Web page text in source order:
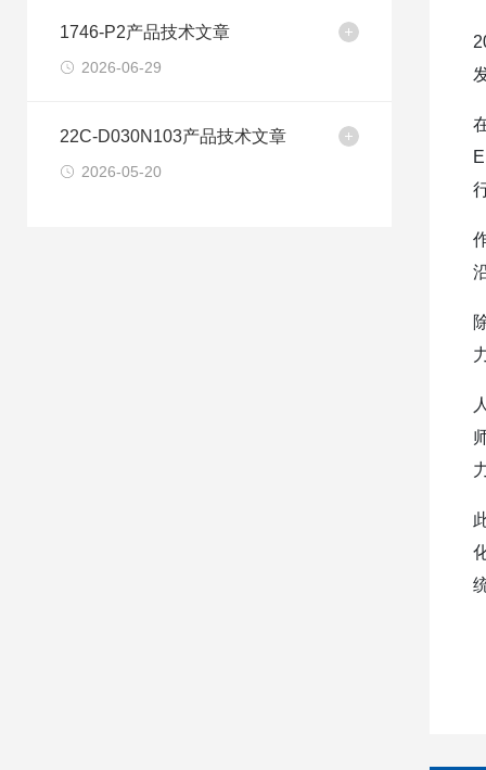
1746-P2产品技术文章
2026-06-29
22C-D030N103产品技术文章
2026-05-20